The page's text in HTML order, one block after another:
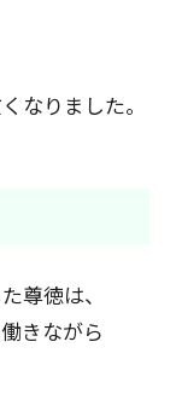
なりました。
尊徳は、
きながら